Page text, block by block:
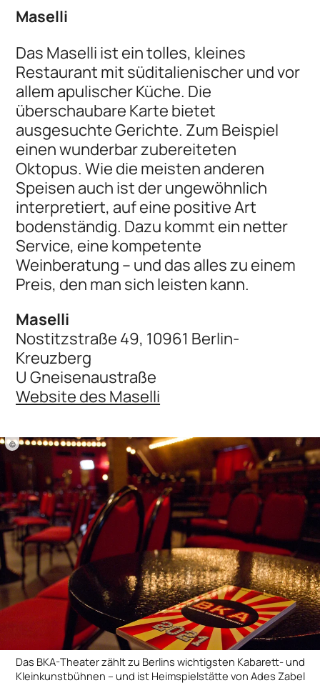
Maselli
Das Maselli ist ein tolles, kleines
Restaurant mit süditalienischer und vor
allem apulischer Küche. Die
überschaubare Karte bietet
ausgesuchte Gerichte. Zum Beispiel
einen wunderbar zubereiteten
Oktopus. Wie die meisten anderen
Speisen auch ist der ungewöhnlich
interpretiert, auf eine positive Art
bodenständig. Dazu kommt ein netter
Service, eine kompetente
Weinberatung – und das alles zu einem
Preis, den man sich leisten kann.
Maselli
Nostitzstraße 49, 10961 Berlin-
Kreuzberg
U Gneisenaustraße
Website des Maselli
©
Das BKA-Theater zählt zu Berlins wichtigsten Kabarett- und
Kleinkunstbühnen – und ist Heimspielstätte von Ades Zabel